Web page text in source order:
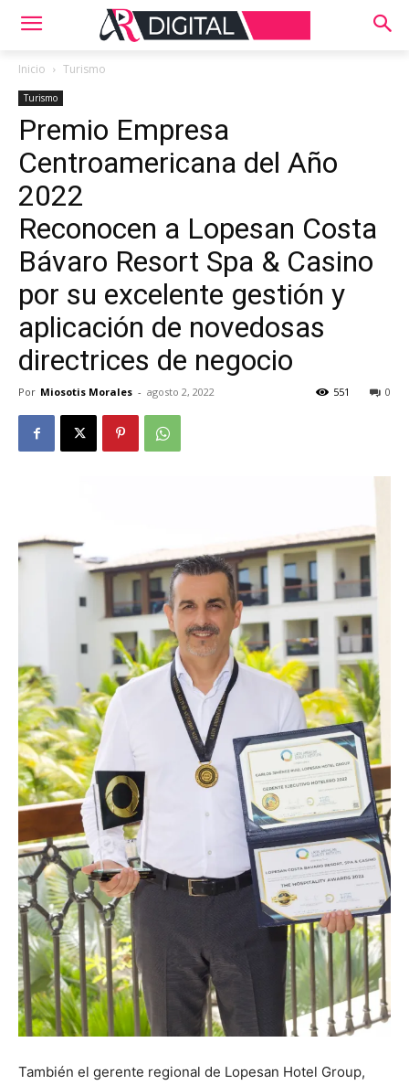
Inicio Turismo
Turismo
Premio Empresa
Centroamericana del Año
2022
Reconocen a Lopesan Costa
Bávaro Resort Spa & Casino
por su excelente gestión y
aplicación de novedosas
directrices de negocio
Por Miosotis Morales - agosto 2, 2022 0
551
También el gerente regional de Lopesan Hotel Group,